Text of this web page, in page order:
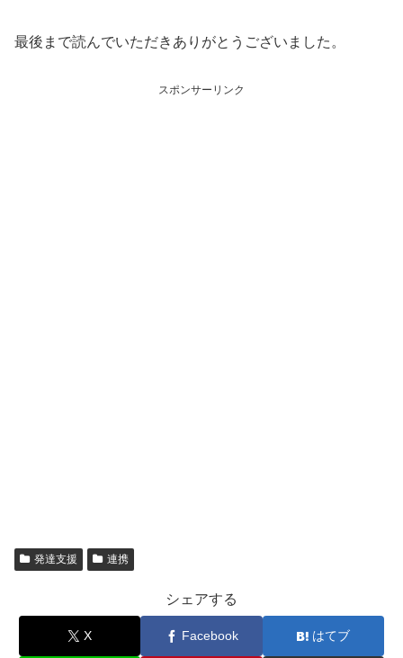
最後まで読んでいただきありがとうございました。
スポンサーリンク
発達支援 連携
シェアする
X Facebook はてブ